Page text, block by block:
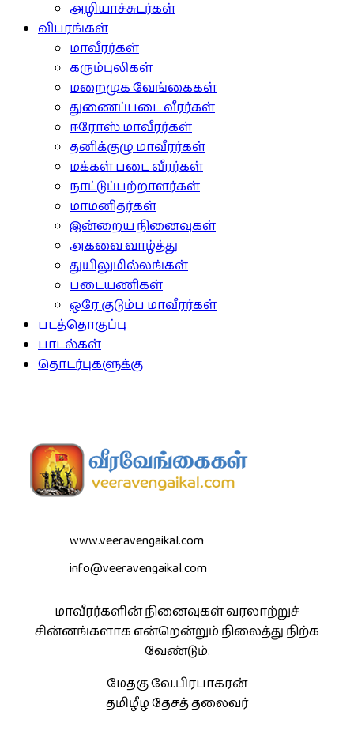
அழியாச்சுடர்கள்
விபரங்கள்
மாவீரர்கள்
கரும்புலிகள்
மறைமுக வேங்கைகள்
துணைப்படை வீரர்கள்
ஈரோஸ் மாவீரர்கள்
தனிக்குழு மாவீரர்கள்
மக்கள் படை வீரர்கள்
நாட்டுப்பற்றாளர்கள்
மாமனிதர்கள்
இன்றைய நினைவுகள்
அகவை வாழ்த்து
துயிலுமில்லங்கள்
படையணிகள்
ஒரே குடும்ப மாவீரர்கள்
படத்தொகுப்பு
பாடல்கள்
தொடர்புகளுக்கு
www.veeravengaikal.com
info@veeravengaikal.com
மாவீரர்களின் நினைவுகள் வரலாற்றுச்
சின்னங்களாக என்றென்றும் நிலைத்து நிற்க
வேண்டும்.
மேதகு வே.பிரபாகரன்
தமிழீழ தேசத் தலைவர்